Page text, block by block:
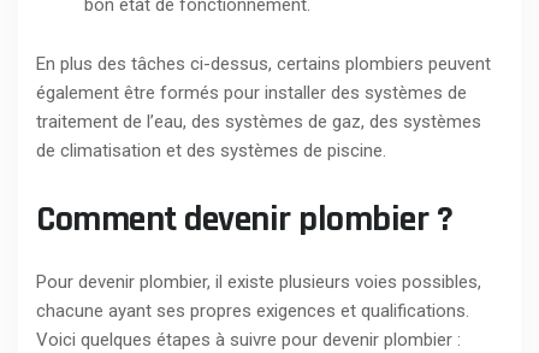
bon état de fonctionnement.
En plus des tâches ci-dessus, certains plombiers peuvent
également être formés pour installer des systèmes de
traitement de l’eau, des systèmes de gaz, des systèmes
de climatisation et des systèmes de piscine.
Comment devenir plombier ?
Pour devenir plombier, il existe plusieurs voies possibles,
chacune ayant ses propres exigences et qualifications.
Voici quelques étapes à suivre pour devenir plombier :